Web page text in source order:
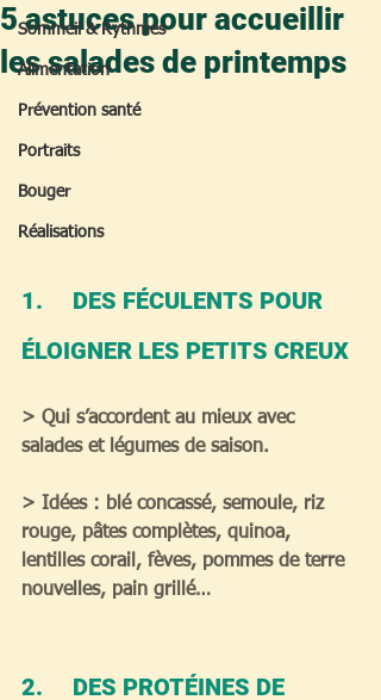
Sommeil & Rythmes
Alimentation
Prévention santé
Portraits
Bouger
Réalisations
5 astuces pour accueillir
les salades de printemps
1.     DES FÉCULENTS POUR
ÉLOIGNER LES PETITS CREUX
> Qui s’accordent au mieux avec
salades et légumes de saison.
> Idées : blé concassé, semoule, riz
rouge, pâtes complètes, quinoa,
lentilles corail, fèves, pommes de terre
nouvelles, pain grillé…
2.     DES PROTÉINES DE